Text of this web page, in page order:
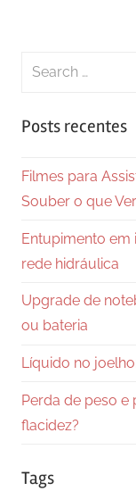
Search
Posts recentes
Filmes para
Souber o que Ver
Entupimento em
rede hidráulica
Upgrade de
ou bateria
Líquido no
Perda de peso e
flacidez?
Tags